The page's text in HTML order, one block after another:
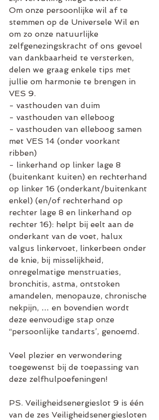
Om onze persoonlijke wil af te
stemmen op de Universele Wil en
om zo onze natuurlijke
zelfgenezingskracht of ons gevoel
van dankbaarheid te versterken,
delen we graag enkele tips met
jullie om harmonie te brengen in
VES 9.
- vasthouden van duim
- vasthouden van elleboog
- vasthouden van elleboog samen
met VES 14 (onder voorkant
ribben)
- linkerhand op linker lage 8
(buitenkant kuiten) en rechterhand
op linker 16 (onderkant/buitenkant
enkel) (en/of rechterhand op
rechter lage 8 en linkerhand op
rechter 16): helpt bij eelt aan de
onderkant van de voet, halux
valgus linkervoet, linkerbeen onder
de knie, bij misselijkheid,
onregelmatige menstruaties,
bronchitis, astma, ontstoken
amandelen, menopauze, chronische
nekpijn, … en bovendien wordt
deze eenvoudige stap onze
“persoonlijke tandarts’, genoemd.
Veel plezier en verwondering
toegewenst bij de toepassing van
deze zelfhulpoefeningen!
PS. Veiligheidsenergieslot 9 is één
van de zes Veiligheidsenergiesloten